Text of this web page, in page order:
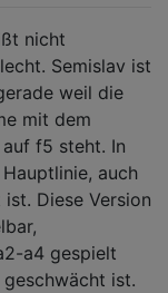
nicht
Semislav ist
weil die
mit dem
f5 steht. In
auch
Diese Version
a4 gespielt
ist.